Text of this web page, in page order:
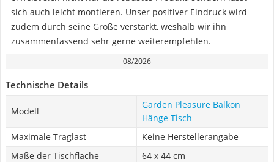
sich auch leicht montieren. Unser positiver Eindruck wird
zudem durch seine Größe verstärkt, weshalb wir ihn
zusammenfassend sehr gerne weiterempfehlen.
08/2026
Technische Details
Modell
Garden Pleasure Balkon
Hänge Tisch
Maximale Traglast
Keine Herstellerangabe
Maße der Tischfläche
‎64 x 44 cm